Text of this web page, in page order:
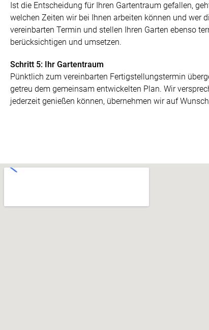
Ist die Entscheidung für Ihren Gartentraum gefallen,
welchen Zeiten wir bei Ihnen arbeiten können und wer
vereinbarten Termin und stellen Ihren Garten ebenso
berücksichtigen und umsetzen.
Schritt 5: Ihr Gartentraum
Pünktlich zum vereinbarten Fertigstellungstermin
getreu dem gemeinsam entwickelten Plan. Wir
jederzeit genießen können, übernehmen wir auf